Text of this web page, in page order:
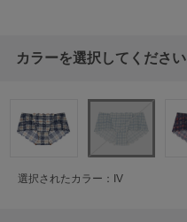
カラーを選択してください
選択されたカラー：IV